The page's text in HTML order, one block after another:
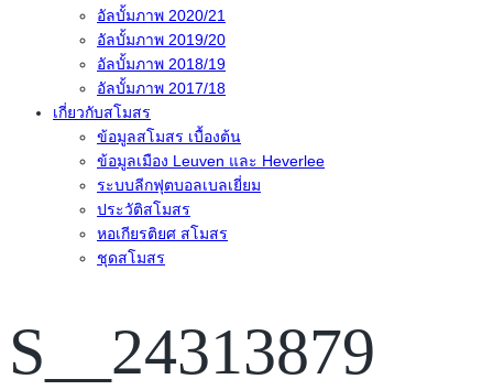
อัลบั้มภาพ 2020/21
อัลบั้มภาพ 2019/20
อัลบั้มภาพ 2018/19
อัลบั้มภาพ 2017/18
เกี่ยวกับสโมสร
ข้อมูลสโมสร เบื้องต้น
ข้อมูลเมือง Leuven และ Heverlee
ระบบลีกฟุตบอลเบลเยี่ยม
ประวัติสโมสร
หอเกียรติยศ สโมสร
ชุดสโมสร
S__24313879